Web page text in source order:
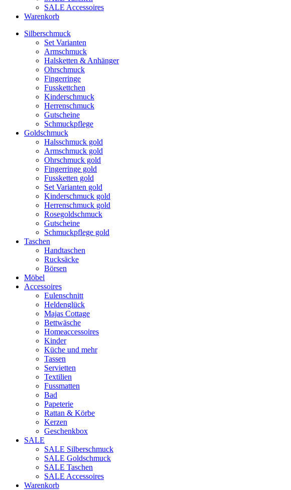
SALE Accessoires
Warenkorb
Silberschmuck
Set Varianten
Armschmuck
Halsketten & Anhänger
Ohrschmuck
Fingerringe
Fusskettchen
Kinderschmuck
Herrenschmuck
Gutscheine
Schmuckpflege
Goldschmuck
Halsschmuck gold
Armschmuck gold
Ohrschmuck gold
Fingerringe gold
Fussketten gold
Set Varianten gold
Kinderschmuck gold
Herrenschmuck gold
Rosegoldschmuck
Gutscheine
Schmuckpflege gold
Taschen
Handtaschen
Rucksäcke
Börsen
Möbel
Accessoires
Eulenschnitt
Heldenglück
Majas Cottage
Bettwäsche
Homeaccessoires
Kinder
Küche und mehr
Tassen
Servietten
Textilien
Fussmatten
Bad
Papeterie
Rattan & Körbe
Kerzen
Geschenkbox
SALE
SALE Silberschmuck
SALE Goldschmuck
SALE Taschen
SALE Accessoires
Warenkorb